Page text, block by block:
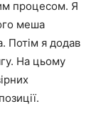
процесом. Я
меша
Потім я додав
На цьому